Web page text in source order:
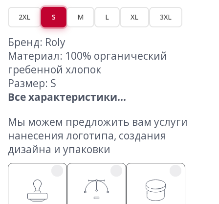
2XL S M L XL 3XL
Бренд: Roly
Материал: 100% органический
гребенной хлопок
Размер: S
Все характеристики...
Мы можем предложить вам услуги
нанесения логотипа, создания
дизайна и упаковки